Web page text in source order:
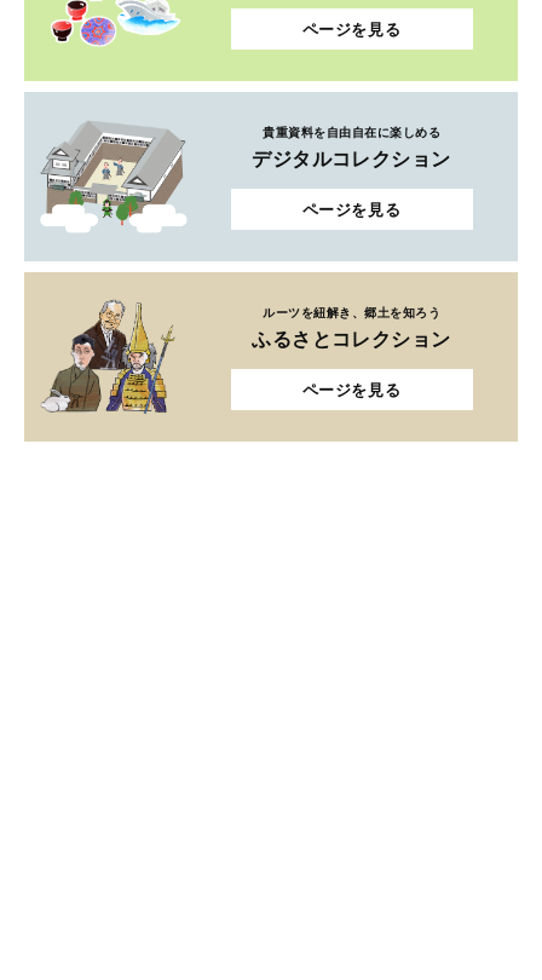
ページを見る
貴重資料を自由自在に楽しめる
デジタルコレクション
ページを見る
ルーツを紐解き、郷土を知ろう
ふるさとコレクション
ページを見る